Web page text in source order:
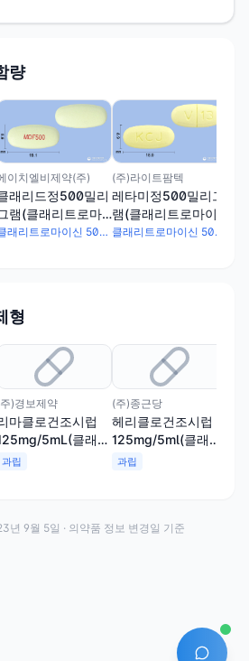
량
이치엘비제약(주)
래리드정500밀리
램(클래리트로마
신)
클래리트로마이신 500mg
(주)라이트팜텍
레타미정500밀리그
램(클래리트로마이
신)
클래리트로마이신 500mg
형
)경보제약
마클로건조시럽
5mL(클래리
트로마이신)
과립
(주)종근당
헤리클로건조시럽
125mg/5ml(클래리
트로마이신)
과립
년 9월 5일 · 의약품 정보 변경일 기준